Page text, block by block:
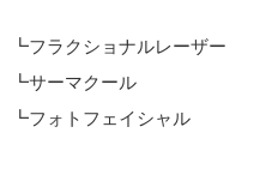
┗フラクショナルレーザー
┗サーマクール
┗フォトフェイシャル